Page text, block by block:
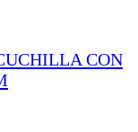
CON